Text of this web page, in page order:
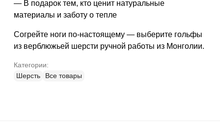
— В подарок тем, кто ценит натуральные
материалы и заботу о тепле
Согрейте ноги по-настоящему — выберите гольфы
из верблюжьей шерсти ручной работы из Монголии.
Категории:
Шерсть
Все товары